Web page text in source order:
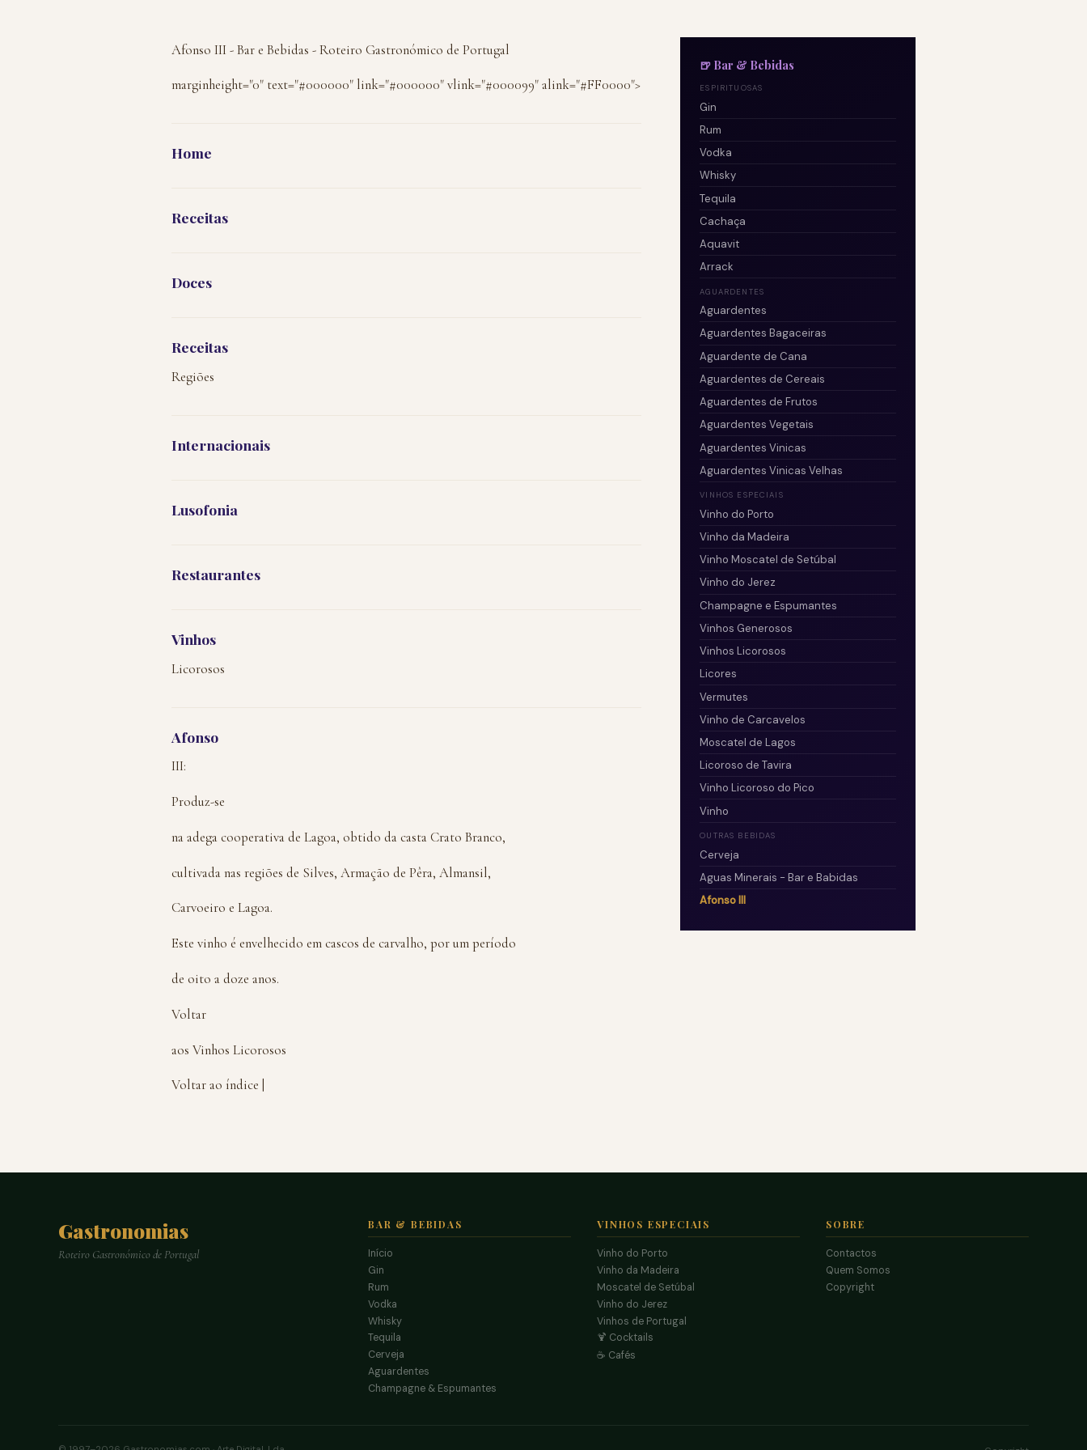
Afonso III - Bar e Bebidas - Roteiro Gastronómico de Portugal
marginheight="0" text="#000000" link="#000000" vlink="#000099" alink="#FF0000">
Home
Receitas
Doces
Receitas
Regiões
Internacionais
Lusofonia
Restaurantes
Vinhos
Licorosos
Afonso
III:
Produz-se
na adega cooperativa de Lagoa, obtido da casta Crato Branco,
cultivada nas regiões de Silves, Armação de Pêra, Almansil,
Carvoeiro e Lagoa.
Este vinho é envelhecido em cascos de carvalho, por um período
de oito a doze anos.
Voltar
aos Vinhos Licorosos
Voltar ao índice |
🍺 Bar & Bebidas
ESPIRITUOSAS
Gin
Rum
Vodka
Whisky
Tequila
Cachaça
Aquavit
Arrack
AGUARDENTES
Aguardentes
Aguardentes Bagaceiras
Aguardente de Cana
Aguardentes de Cereais
Aguardentes de Frutos
Aguardentes Vegetais
Aguardentes Vinicas
Aguardentes Vinicas Velhas
VINHOS ESPECIAIS
Vinho do Porto
Vinho da Madeira
Vinho Moscatel de Setúbal
Vinho do Jerez
Champagne e Espumantes
Vinhos Generosos
Vinhos Licorosos
Licores
Vermutes
Vinho de Carcavelos
Moscatel de Lagos
Licoroso de Tavira
Vinho Licoroso do Pico
Vinho
OUTRAS BEBIDAS
Cerveja
Aguas Minerais - Bar e Babidas
Afonso III
Gastronomias
Roteiro Gastronómico de Portugal
BAR & BEBIDAS
Início
Gin
Rum
Vodka
Whisky
Tequila
Cerveja
Aguardentes
Champagne & Espumantes
VINHOS ESPECIAIS
Vinho do Porto
Vinho da Madeira
Moscatel de Setúbal
Vinho do Jerez
Vinhos de Portugal
🍹 Cocktails
☕ Cafés
SOBRE
Contactos
Quem Somos
Copyright